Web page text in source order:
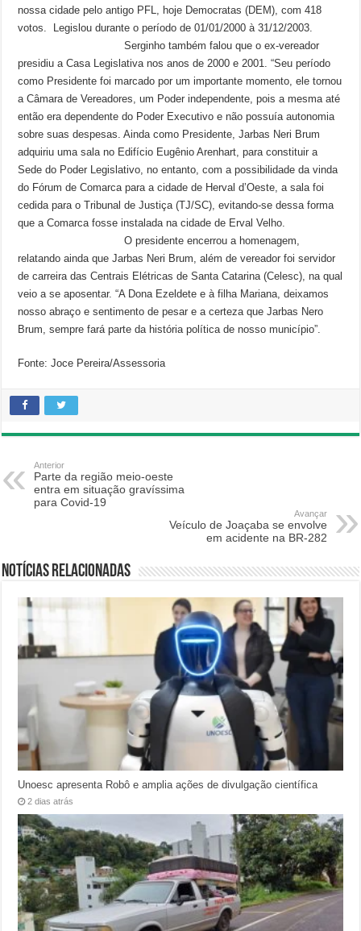
nossa cidade pelo antigo PFL, hoje Democratas (DEM), com 418
votos. Legislou durante o período de 01/01/2000 à 31/12/2003.
Serginho também falou que o ex-vereador
presidiu a Casa Legislativa nos anos de 2000 e 2001. “Seu período
como Presidente foi marcado por um importante momento, ele tornou
a Câmara de Vereadores, um Poder independente, pois a mesma até
então era dependente do Poder Executivo e não possuía autonomia
sobre suas despesas. Ainda como Presidente, Jarbas Neri Brum
adquiriu uma sala no Edifício Eugênio Arenhart, para constituir a
Sede do Poder Legislativo, no entanto, com a possibilidade da vinda
do Fórum de Comarca para a cidade de Herval d’Oeste, a sala foi
cedida para o Tribunal de Justiça (TJ/SC), evitando-se dessa forma
que a Comarca fosse instalada na cidade de Erval Velho.
O presidente encerrou a homenagem,
relatando ainda que Jarbas Neri Brum, além de vereador foi servidor
de carreira das Centrais Elétricas de Santa Catarina (Celesc), na qual
veio a se aposentar. “A Dona Ezeldete e à filha Mariana, deixamos
nosso abraço e sentimento de pesar e a certeza que Jarbas Nero
Brum, sempre fará parte da história política de nosso município”.
Fonte: Joce Pereira/Assessoria
Anterior
Parte da região meio-oeste
entra em situação gravíssima
para Covid-19
Avançar
Veículo de Joaçaba se envolve
em acidente na BR-282
Notícias relacionadas
Unoesc apresenta Robô e amplia ações de divulgação científica
2 dias atrás